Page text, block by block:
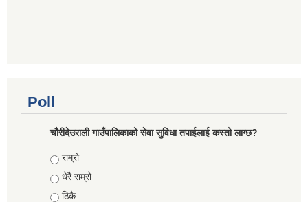
Poll
चौरीदेउराली गाउँपालिकाको सेवा सुविधा तपाईलाई कस्तो लाग्छ?
Choices
राम्रो
धेरै राम्रो
ठिकै